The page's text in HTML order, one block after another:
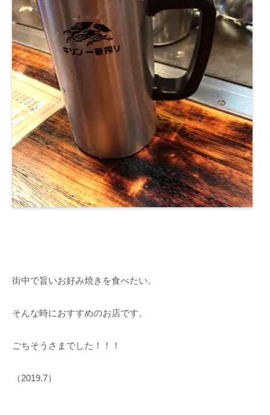
街中で旨いお好み焼きを食べたい。
そんな時におすすめのお店です。
ごちそうさまでした！！！
（2019.7）